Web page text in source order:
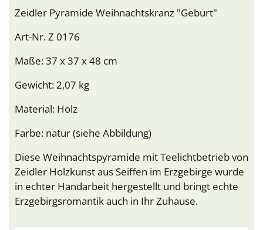
Zeidler Pyramide Weihnachtskranz "Geburt"
Art-Nr. Z 0176
Maße: 37 x 37 x 48 cm
Gewicht: 2,07 kg
Material: Holz
Farbe: natur (siehe Abbildung)
Diese Weihnachtspyramide mit Teelichtbetrieb von
Zeidler Holzkunst aus Seiffen im Erzgebirge wurde
in echter Handarbeit hergestellt und bringt echte
Erzgebirgsromantik auch in Ihr Zuhause.